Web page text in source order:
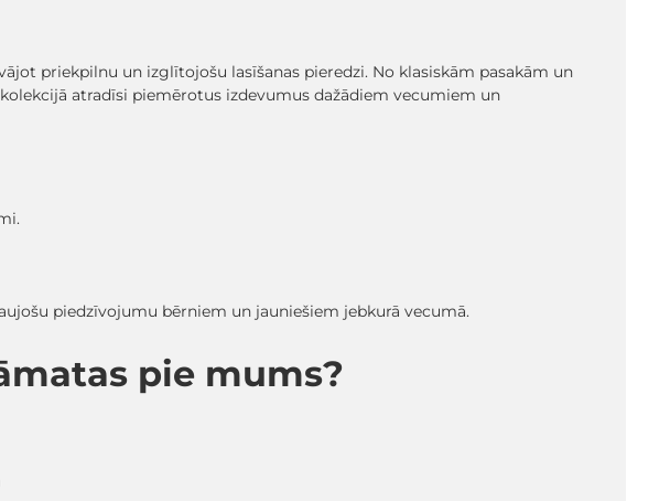
priekpilnu un izglītojošu lasīšanas pieredzi. No klasiskām pasakām un
atradīsi piemērotus izdevumus dažādiem vecumiem un
piedzīvojumu bērniem un jauniešiem jebkurā vecumā.
pie mums?